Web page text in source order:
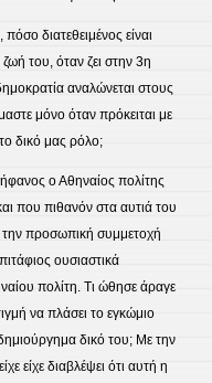
διατεθειμένος είναι
του, όταν ζει στην 3η
αναλώνεται στους
μόνο όταν πρόκειται με
δικό μας ρόλο;
ο Αθηναίος πολίτης
που πιθανόν στα αυτιά του
προσωπική συμμετοχή
ουσιαστικά
πολίτη. Τι ώθησε άραγε
να πλάσει το εγκώμιο
δικό του; Με την
είχε διαβλέψει ότι αυτή η